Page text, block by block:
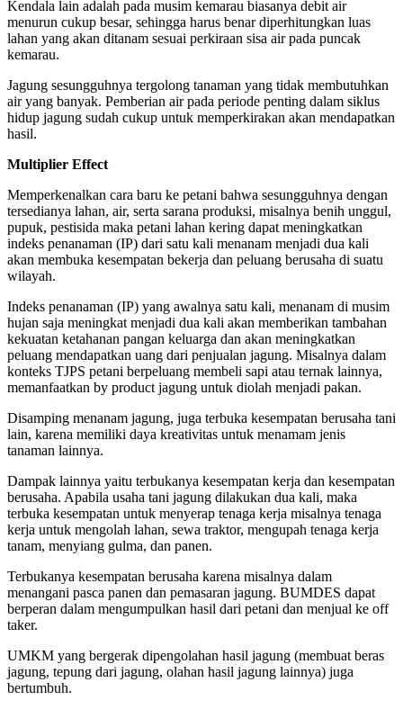
Kendala lain adalah pada musim kemarau biasanya debit air
menurun cukup besar, sehingga harus benar diperhitungkan luas
lahan yang akan ditanam sesuai perkiraan sisa air pada puncak
kemarau.
Jagung sesungguhnya tergolong tanaman yang tidak membutuhkan
air yang banyak. Pemberian air pada periode penting dalam siklus
hidup jagung sudah cukup untuk memperkirakan akan mendapatkan
hasil.
Multiplier Effect
Memperkenalkan cara baru ke petani bahwa sesungguhnya dengan
tersedianya lahan, air, serta sarana produksi, misalnya benih unggul,
pupuk, pestisida maka petani lahan kering dapat meningkatkan
indeks penanaman (IP) dari satu kali menanam menjadi dua kali
akan membuka kesempatan bekerja dan peluang berusaha di suatu
wilayah.
Indeks penanaman (IP) yang awalnya satu kali, menanam di musim
hujan saja meningkat menjadi dua kali akan memberikan tambahan
kekuatan ketahanan pangan keluarga dan akan meningkatkan
peluang mendapatkan uang dari penjualan jagung. Misalnya dalam
konteks TJPS petani berpeluang membeli sapi atau ternak lainnya,
memanfaatkan by product jagung untuk diolah menjadi pakan.
Disamping menanam jagung, juga terbuka kesempatan berusaha tani
lain, karena memiliki daya kreativitas untuk menamam jenis
tanaman lainnya.
Dampak lainnya yaitu terbukanya kesempatan kerja dan kesempatan
berusaha. Apabila usaha tani jagung dilakukan dua kali, maka
terbuka kesempatan untuk menyerap tenaga kerja misalnya tenaga
kerja untuk mengolah lahan, sewa traktor, mengupah tenaga kerja
tanam, menyiang gulma, dan panen.
Terbukanya kesempatan berusaha karena misalnya dalam
menangani pasca panen dan pemasaran jagung. BUMDES dapat
berperan dalam mengumpulkan hasil dari petani dan menjual ke off
taker.
UMKM yang bergerak dipengolahan hasil jagung (membuat beras
jagung, tepung dari jagung, olahan hasil jagung lainnya) juga
bertumbuh.